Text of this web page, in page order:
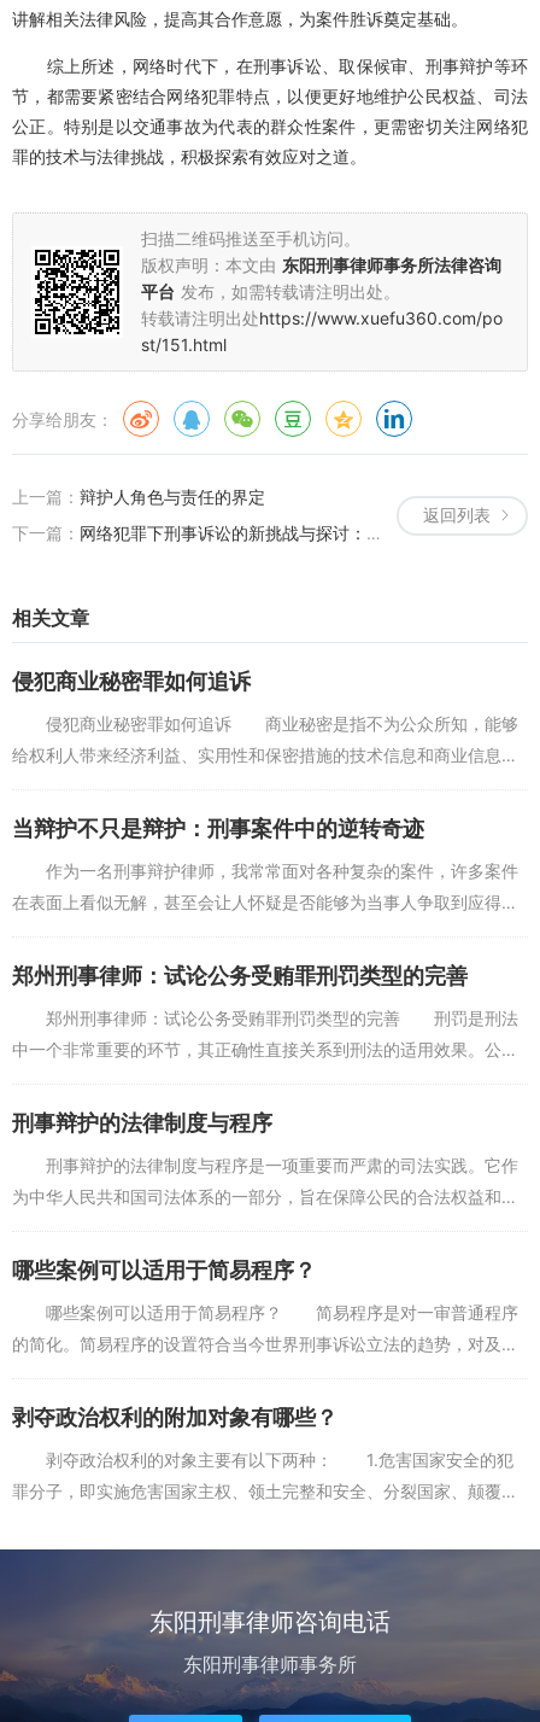
讲解相关法律风险，提高其合作意愿，为案件胜诉奠定基础。
综上所述，网络时代下，在刑事诉讼、取保候审、刑事辩护等环
节，都需要紧密结合网络犯罪特点，以便更好地维护公民权益、司法
公正。特别是以交通事故为代表的群众性案件，更需密切关注网络犯
罪的技术与法律挑战，积极探索有效应对之道。
扫描二维码推送至手机访问。
版权声明：本文由 东阳刑事律师事务所法律咨询
平台 发布，如需转载请注明出处。
转载请注明出处https://www.xuefu360.com/po
st/151.html
分享给朋友：
返回列表
上一篇： 辩护人角色与责任的界定
下一篇： 网络犯罪下刑事诉讼的新挑战与探讨：取保候审、刑事辩护与会见机制的重新审视
相关文章
侵犯商业秘密罪如何追诉
侵犯商业秘密罪如何追诉 商业秘密是指不为公众所知，能够
给权利人带来经济利益、实用性和保密措施的技术信息和商业信息。
为了加强对知识产权的保护，1997年刑法增加了侵犯商业秘密罪的新
规定，即个人或者...
当辩护不只是辩护：刑事案件中的逆转奇迹
作为一名刑事辩护律师，我常常面对各种复杂的案件，许多案件
在表面上看似无解，甚至会让人怀疑是否能够为当事人争取到应得的
公正。然而，这正是法律的魅力所在——它往往充满了未知的可能性
和逆转的机会。今天，...
郑州刑事律师：试论公务受贿罪刑罚类型的完善
郑州刑事律师：试论公务受贿罪刑罚类型的完善 刑罚是刑法
中一个非常重要的环节，其正确性直接关系到刑法的适用效果。公务
受贿罪的刑罚类型应当适当补充和限制，并结合各种影响犯罪法定刑
罚的情节进行量刑。 ...
刑事辩护的法律制度与程序
刑事辩护的法律制度与程序是一项重要而严肃的司法实践。它作
为中华人民共和国司法体系的一部分，旨在保障公民的合法权益和维
护社会的公平正义。在这个法律体系中，刑事辩护律师扮演着至关重
要的角色，他们代表被...
哪些案例可以适用于简易程序？
哪些案例可以适用于简易程序？ 简易程序是对一审普通程序
的简化。简易程序的设置符合当今世界刑事诉讼立法的趋势，对及时
惩罚犯罪、提高案件处理效率具有重要意义。 当然，适用简易程
序，首先要保证刑事案...
剥夺政治权利的附加对象有哪些？
剥夺政治权利的对象主要有以下两种： 1.危害国家安全的犯
罪分子，即实施危害国家主权、领土完整和安全、分裂国家、颠覆人
性质决定了，除剥夺...
东阳刑事律师咨询电话
东阳刑事律师事务所